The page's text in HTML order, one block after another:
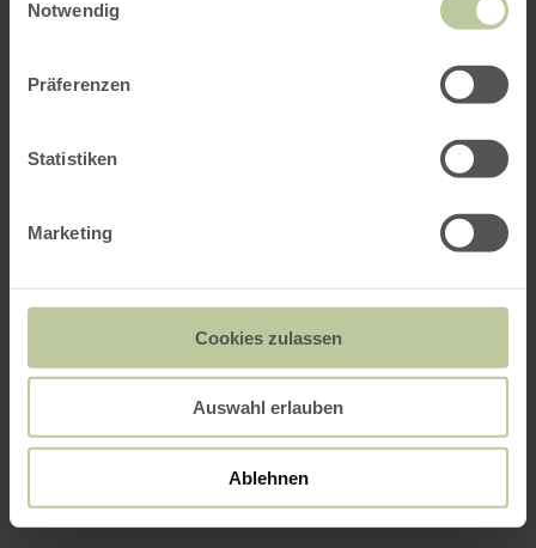
Notwendig
Präferenzen
Statistiken
Marketing
Cookies zulassen
Auswahl erlauben
Ablehnen